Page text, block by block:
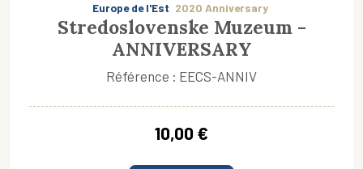
Europe de l'Est 2020 Anniversary
Stredoslovenske Muzeum -
ANNIVERSARY
Référence : EECS-ANNIV
10,00 €